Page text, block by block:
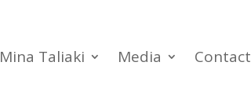
Mina Taliaki Media Contact